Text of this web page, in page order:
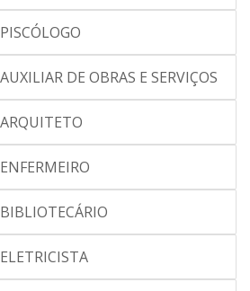
DE OBRAS E SERVIÇOS